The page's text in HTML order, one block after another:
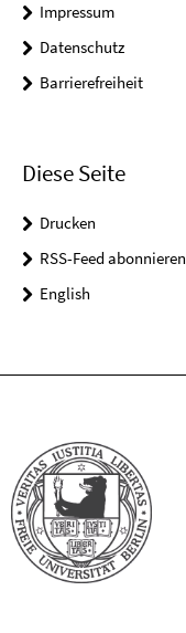
Impressum
Datenschutz
Barrierefreiheit
Diese Seite
Drucken
RSS-Feed abonnieren
English